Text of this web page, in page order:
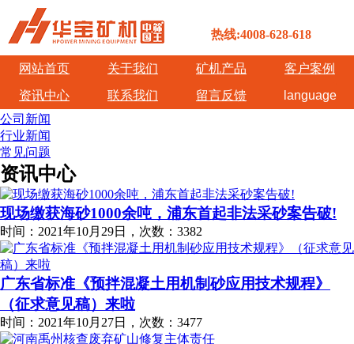
热线:4008-628-618
网站首页 关于我们 矿机产品
客户案例
资讯中心
联系我们 留言反馈
language
公司新闻
行业新闻
常见问题
资讯中心
现场缴获海砂1000余吨，浦东首起非法采砂案告破!
时间：2021年10月29日，次数：3382
广东省标准《预拌混凝土用机制砂应用技术规程》
（征求意见稿）来啦
时间：2021年10月27日，次数：3477